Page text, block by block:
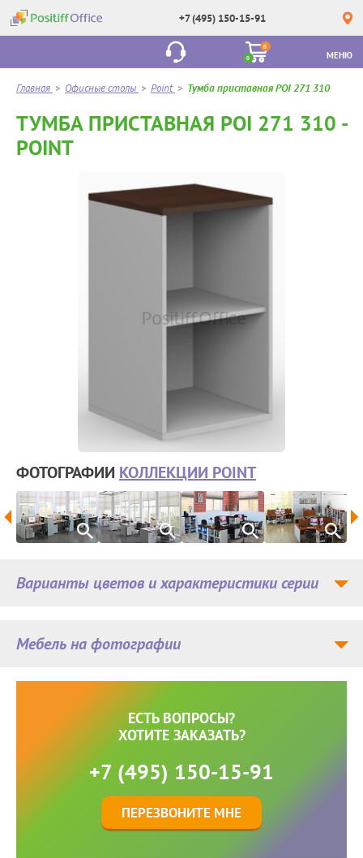
+7 (495) 150-15-91
0
0
МЕНЮ
Главная > Офисные столы > Point > Тумба приставная POI 271 310
ТУМБА ПРИСТАВНАЯ POI 271 310 -
POINT
ФОТОГРАФИИ КОЛЛЕКЦИИ POINT
Мебель на фотографии
Варианты цветов и характеристики серии
ЕСТЬ ВОПРОСЫ?
ХОТИТЕ ЗАКАЗАТЬ?
+7 (495) 150-15-91
ПЕРЕЗВОНИТЕ МНЕ